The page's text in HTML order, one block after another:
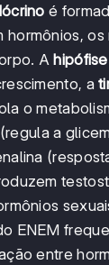
é
hormônios, os
A hipófise
a
o
a
ENEM
entre